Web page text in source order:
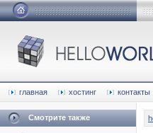
главная хостинг контакты
Смотрите также